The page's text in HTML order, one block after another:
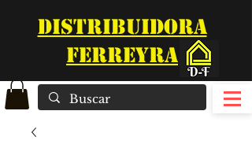
DISTRIBUIDORA
FERREYRA